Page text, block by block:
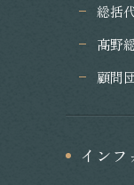
総括
髙野
顧問
インフ